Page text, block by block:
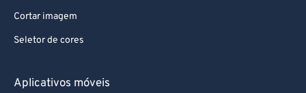
Cortar imagem
Seletor de cores
Aplicativos móveis